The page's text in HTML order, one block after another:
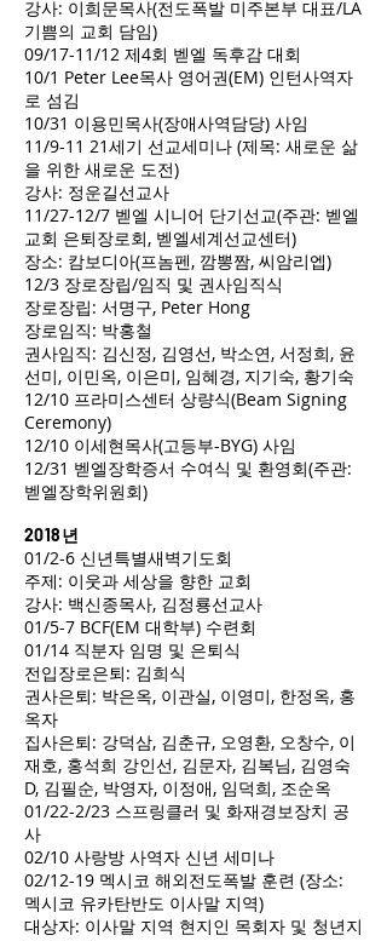
강사: 이희문목사(전도폭발 미주본부 대표/LA
기쁨의 교회 담임)
09/17-11/12 제4회 벧엘 독후감 대회
10/1 Peter Lee목사 영어권(EM) 인턴사역자
로 섬김
10/31 이용민목사(장애사역담당) 사임
11/9-11 21세기 선교세미나 (제목: 새로운 삶
을 위한 새로운 도전)
강사: 정운길선교사
11/27-12/7 벧엘 시니어 단기선교(주관: 벧엘
교회 은퇴장로회, 벧엘세계선교센터)
장소: 캄보디아(프놈펜, 깜뽕짬, 씨암리엡)
12/3 장로장립/임직 및 권사임직식
장로장립: 서명구, Peter Hong
장로임직: 박홍철
권사임직: 김신정, 김영선, 박소연, 서정희, 윤
선미, 이민옥, 이은미, 임혜경, 지기숙, 황기숙
12/10 프라미스센터 상량식(Beam Signing
Ceremony)
12/10 이세현목사(고등부-BYG) 사임
12/31 벧엘장학증서 수여식 및 환영회(주관:
벧엘장학위원회)
2018년
01/2-6 신년특별새벽기도회
주제: 이웃과 세상을 향한 교회
강사: 백신종목사, 김정룡선교사
01/5-7 BCF(EM 대학부) 수련회
01/14 직분자 임명 및 은퇴식
전입장로은퇴: 김희식
권사은퇴: 박은옥, 이관실, 이영미, 한정옥, 홍
옥자
집사은퇴: 강덕삼, 김춘규, 오영환, 오창수, 이
재호, 홍석희 강인선, 김문자, 김복님, 김영숙
D, 김필순, 박영자, 이정애, 임덕희, 조순옥
01/22-2/23 스프링클러 및 화재경보장치 공
사
02/10 사랑방 사역자 신년 세미나
02/12-19 멕시코 해외전도폭발 훈련 (장소:
멕시코 유카탄반도 이사말 지역)
대상자: 이사말 지역 현지인 목회자 및 청년지